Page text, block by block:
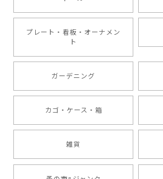
プレート・看板・オーナメン
ト
ガーデニング
カゴ・ケース・箱
雑貨